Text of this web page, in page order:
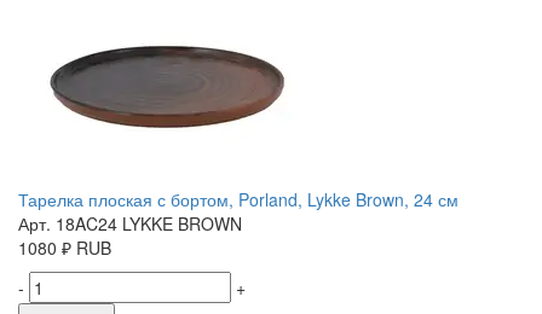
Тарелка плоская с бортом, Porland, Lykke Brown, 24 см
Арт. 18AC24 LYKKE BROWN
1080 ₽ RUB
-
+